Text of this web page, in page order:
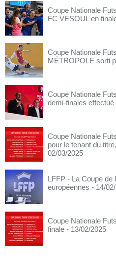
Coupe Nationale
FC VESOUL en
Coupe Nationale
MÉTROPOLE sorti
Coupe Nationale
demi-finales effectué
Coupe Nationale
pour le tenant du
02/03/2025
LFFP - La Coupe de
européennes - 14/
Coupe Nationale
finale - 13/02/2025